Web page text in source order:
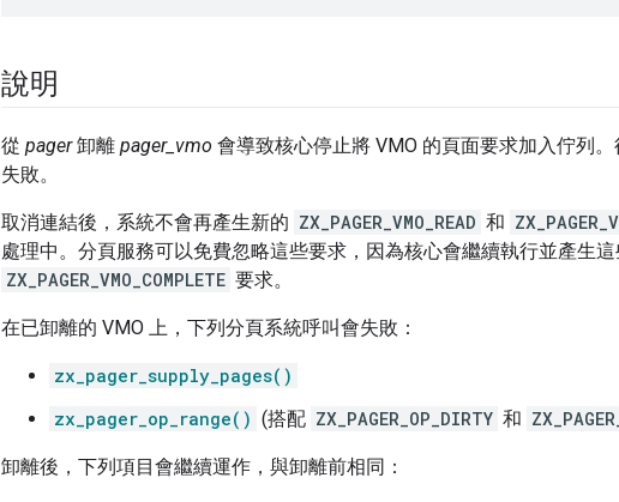
說明
從 pager卸離 pager_vmo 會導致核心停止將 VMO 的頁面要求加入佇列
失敗。
取消連結後，系統不會再產生新的 ZX_PAGER_VMO_READ 和
處理中。分頁服務可以免費忽略這些要求，因為核心會繼續執行並產生
ZX_PAGER_VMO_COMPLETE 要求。
在已卸離的 VMO 上，下列分頁系統呼叫會失敗：
zx_pager_supply_pages()
zx_pager_op_range() (搭配 ZX_PAGER_OP_DIRTY 和
卸離後，下列項目會繼續運作，與卸離前相同：